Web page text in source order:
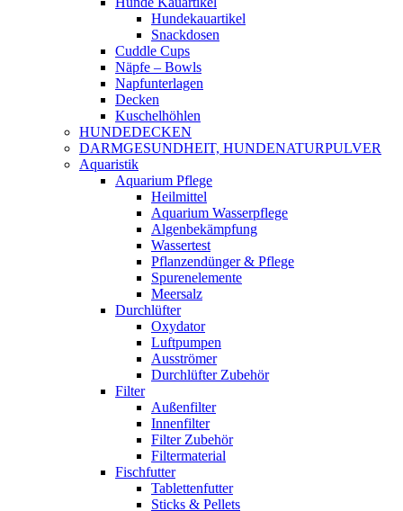
Hundekauartikel
Snackdosen
Cuddle Cups
Näpfe – Bowls
Napfunterlagen
Decken
Kuschelhöhlen
HUNDEDECKEN
DARMGESUNDHEIT, HUNDENATURPULVER
Aquaristik
Aquarium Pflege
Heilmittel
Aquarium Wasserpflege
Algenbekämpfung
Wassertest
Pflanzendünger & Pflege
Spurenelemente
Meersalz
Durchlüfter
Oxydator
Luftpumpen
Ausströmer
Durchlüfter Zubehör
Filter
Außenfilter
Innenfilter
Filter Zubehör
Filtermaterial
Fischfutter
Tablettenfutter
Sticks & Pellets